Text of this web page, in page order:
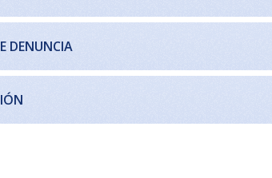
DENUNCIA